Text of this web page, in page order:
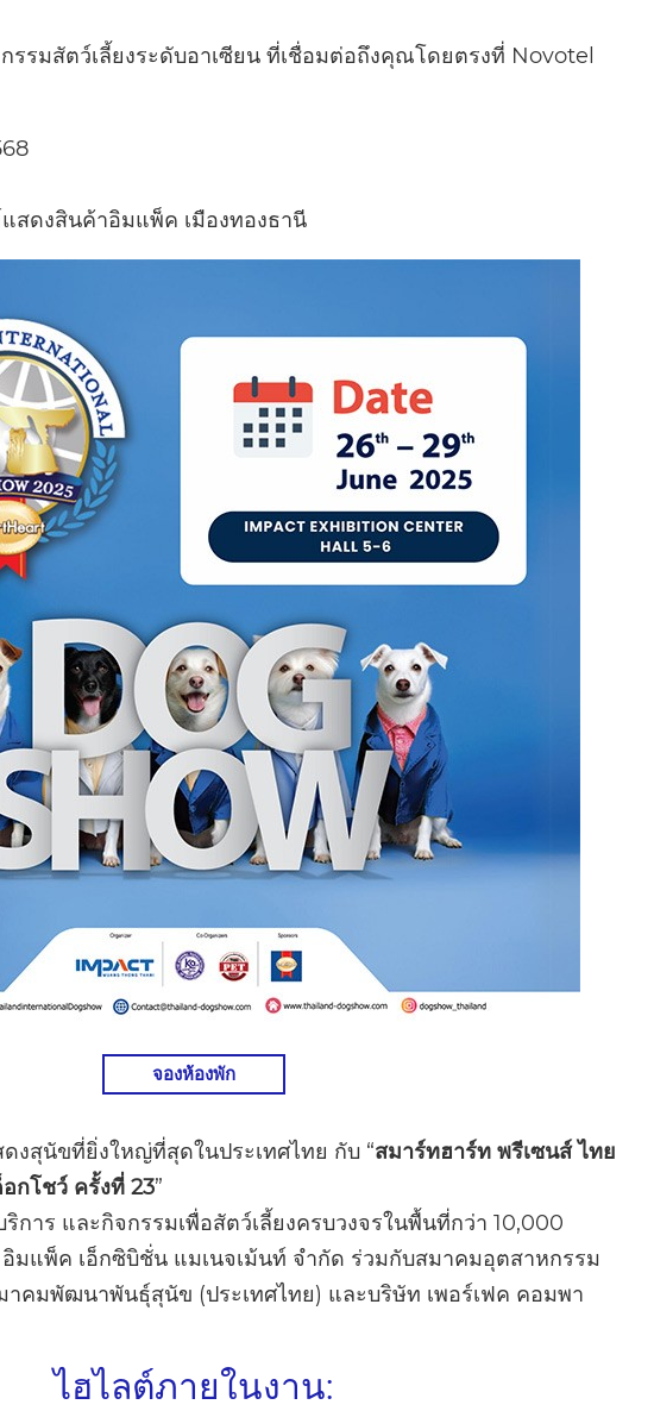
รมสัตว์เลี้ยงระดับอาเซียน ที่เชื่อมต่อถึงคุณโดยตรงที่ Novotel
สดงสินค้าอิมแพ็ค เมืองทองธานี
จองห้องพัก
งสุนัขที่ยิ่งใหญ่ที่สุดในประเทศไทย กับ “สมาร์ทฮาร์ท พรีเซนส์ ไทย
กโชว์ ครั้งที่ 23”
การ และกิจกรรมเพื่อสัตว์เลี้ยงครบวงจรในพื้นที่กว่า 10,000
มแพ็ค เอ็กซิบิชั่น แมเนจเม้นท์ จำกัด ร่วมกับสมาคมอุตสาหกรรม
คมพัฒนาพันธุ์สุนัข (ประเทศไทย) และบริษัท เพอร์เฟค คอมพา
ไฮไลต์ภายในงาน: